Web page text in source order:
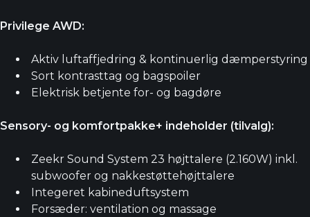
Privilege AWD:
Aktiv luftaffjedring & kontinuerlig dæmperstyring
Sort kontrasttag og bagspoiler
Elektrisk betjente for- og bagdøre
Sensory- og komfortpakke+ indeholder (tilvalg):
Zeekr Sound System 23 højttalere (2.160W) inkl.
subwoofer og nakkestøttehøjttalere
Integeret kabineduftsystem
Forsæder: ventilation og massage